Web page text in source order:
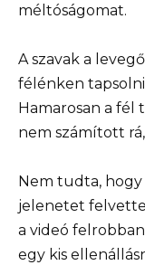
méltóságomat.
A szavak a
félénken
Hamarosan a fél
nem számított
Nem tudta, hogy
jelenetet felvette
a videó
egy kis